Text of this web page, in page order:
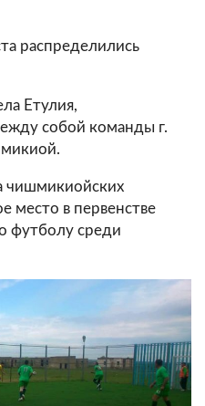
распределились
Етулия,
собой команды г.
чишмикиойских
место в первенстве
футболу среди